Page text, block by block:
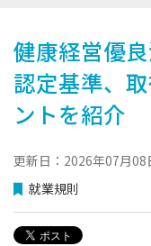
健康経営優
認定基準、
ントを紹介
更新日：2026年07月08
就業規則